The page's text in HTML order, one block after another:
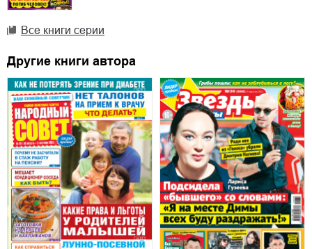
Все книги серии
Другие книги автора